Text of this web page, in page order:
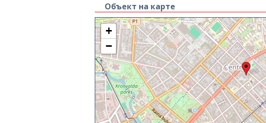
Объект на карте
+
−